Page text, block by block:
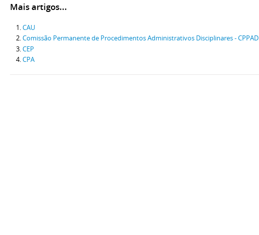
Mais artigos...
CAU
Comissão Permanente de Procedimentos Administrativos Disciplinares - CPPAD
CEP
CPA